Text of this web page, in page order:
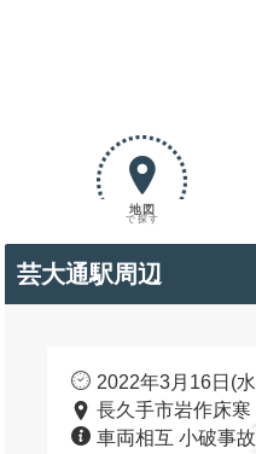
地図
で探す
芸大通駅周辺
2022年3月16日(
長久手市岩作床寒
車両相互 小破事故